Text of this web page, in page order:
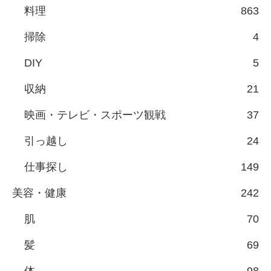
料理 863
掃除 4
DIY 5
収納 21
映画・テレビ・スポーツ観戦 37
引っ越し 24
仕事探し 149
美容・健康 242
肌 70
髪 69